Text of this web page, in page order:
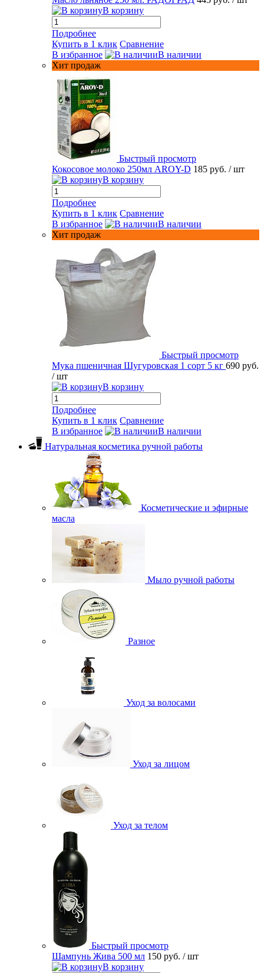
В корзину
Подробнее
Купить в 1 клик Сравнение
В избранное
В наличии
Хит продаж
Быстрый просмотр
Кокосовое молоко 250мл AROY-D 185 руб. / шт
В корзину
Подробнее
Купить в 1 клик Сравнение
В избранное
В наличии
Хит продаж
Быстрый просмотр
Мука пшеничная Шугуровская 1 сорт 5 кг 690 руб.
/ шт
В корзину
Подробнее
Купить в 1 клик Сравнение
В избранное
В наличии
Натуральная косметика ручной работы
Косметические и эфирные
масла
Мыло ручной работы
Разное
Уход за волосами
Уход за лицом
Уход за телом
Быстрый просмотр
Шампунь Жива 500 мл 150 руб. / шт
В корзину